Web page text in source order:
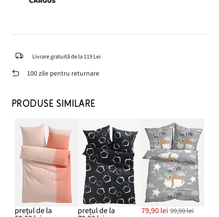
Livrare gratuită de la 119 Lei
100 zile pentru returnare
PRODUSE SIMILARE
prețul de la prețul de la 79,90 lei 99,90 lei